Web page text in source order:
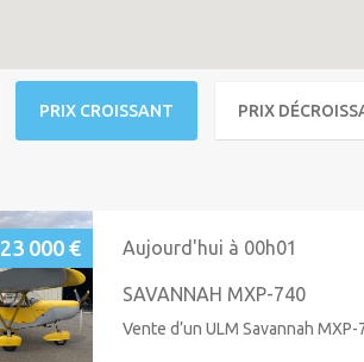
PRIX CROISSANT PRIX
23 000 € Aujourd'hui à 00h01
SAVANNAH MXP-740
Vente d’un ULM Savannah